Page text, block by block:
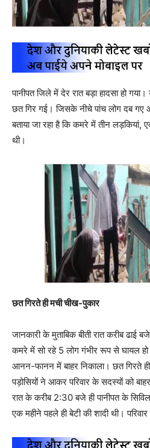
पानीपत जिले में देर रात बड़ा हादसा हो
छत गिर गई। जिसके नीचे पांच लोग दब गए
बताया जा रहा है कि कमरे में तीन
थी।
छत गिरते ही मची चीख-पुकार
जानकारी के मुताबिक बीती रात करीब
कमरे में सो रहे 5 लोग गंभीर रूप से घायल
आनन-फानन में बाहर निकाला। छत गिरते
पड़ोसियों ने आकर परिवार के सदस्यों को
रात के करीब 2:30 बजे ही पानीपत के
एक महीने पहले ही बेटी की शादी थी।